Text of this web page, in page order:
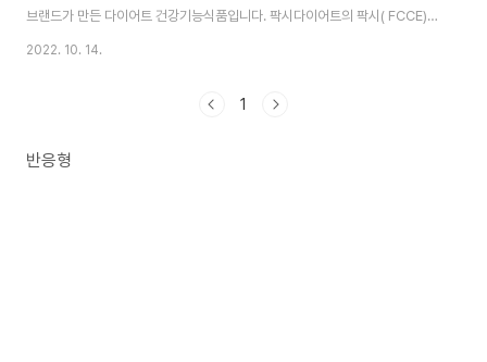
브랜드가 만든 다이어트 건강기능식품입니다. 팍시다이어트의 팍시( FCCE)는
Fermeted Castanea Crenata의 앞글자를 따서 만든 표현으로 '발효된 밤
이지만 밤속껍질도 보기에 따라서는 톱니바퀴처럼 생겼는데, 여기서는 밤의 속
있는 엘라그산 성분에는 체지방감소, 항암작용. 성인병개선, 위장 기능개선, 주
2022. 10. 14.
1
반응형